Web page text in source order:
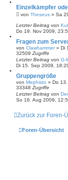
Einzelkämpfer
von Theseus » Sa
Letzter Beitrag von
Do 19. Nov 2009,
Fragen zum
von Clawhammer» Di
32509 Zugriffe
Letzter Beitrag von G-
Di 15. Sep 2009,
Gruppengröße
von Mephisto » Do
33348 Zugriffe
Letzter Beitrag von
So 16. Aug 2009,
Zurück zur Foren-
Foren-Übersicht